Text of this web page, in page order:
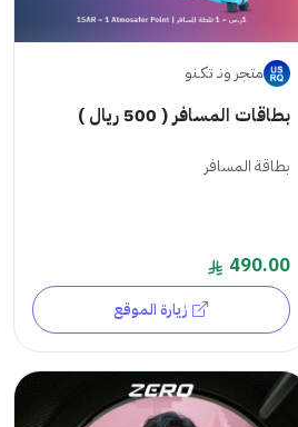
متجر ونـ تكـنو
بطاقات المسافر ( 500 ريال )
بطاقة المسافر
490.00
زيارة الموقع